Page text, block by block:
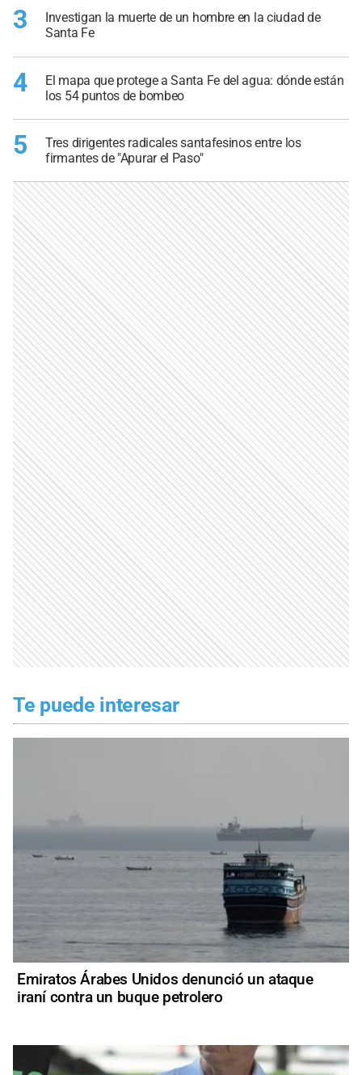
3
Investigan la muerte de un hombre en la ciudad de
Santa Fe
4
El mapa que protege a Santa Fe del agua: dónde están
los 54 puntos de bombeo
5
Tres dirigentes radicales santafesinos entre los
firmantes de "Apurar el Paso"
Te puede interesar
Emiratos Árabes Unidos denunció un ataque
iraní contra un buque petrolero